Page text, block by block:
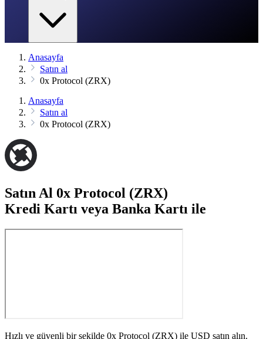
Anasayfa
Satın al
0x Protocol (ZRX)
Anasayfa
Satın al
0x Protocol (ZRX)
Satın Al 0x Protocol (ZRX)
Kredi Kartı veya Banka Kartı ile
Hızlı ve güvenli bir şekilde 0x Protocol (ZRX) ile USD satın alın.